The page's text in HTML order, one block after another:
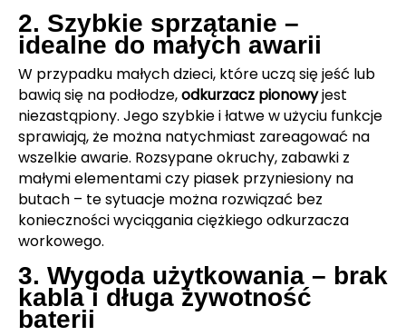
2. Szybkie sprzątanie –
idealne do małych awarii
W przypadku małych dzieci, które uczą się jeść lub
bawią się na podłodze,odkurzacz pionowyjest
niezastąpiony. Jego szybkie i łatwe w użyciu funkcje
sprawiają, że można natychmiast zareagować na
wszelkie awarie. Rozsypane okruchy, zabawki z
małymi elementami czy piasek przyniesiony na
butach – te sytuacje można rozwiązać bez
konieczności wyciągania ciężkiego odkurzacza
workowego.
3. Wygoda użytkowania – brak
kabla i długa żywotność
baterii